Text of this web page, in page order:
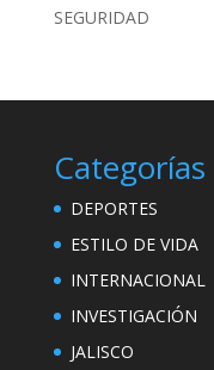
SEGURIDAD
Categorías
DEPORTES
ESTILO DE VIDA
INTERNACIONAL
INVESTIGACIÓN
JALISCO